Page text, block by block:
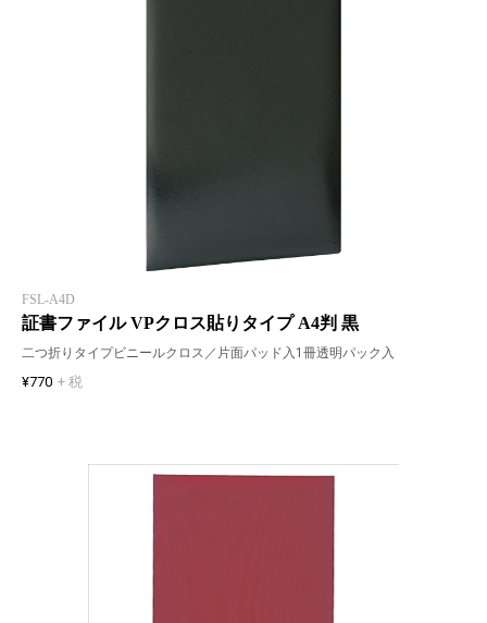
FSL-A4D
証書ファイル VPクロス貼りタイプ A4判 黒
二つ折りタイプビニールクロス／片面パッド入1冊透明パック入
¥770 + 税